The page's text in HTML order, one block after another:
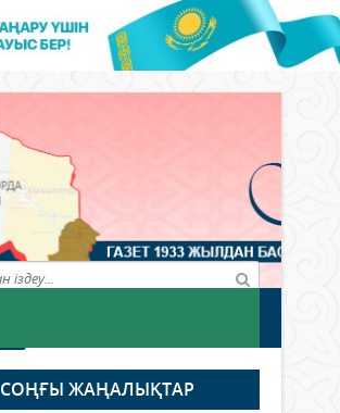
СОҢҒЫ ЖАҢАЛЫҚТАР